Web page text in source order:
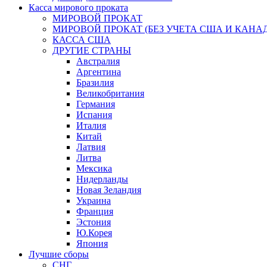
Касса мирового проката
МИРОВОЙ ПРОКАТ
МИРОВОЙ ПРОКАТ (БЕЗ УЧЕТА США И
КАССА США
ДРУГИЕ СТРАНЫ
Австралия
Аргентина
Бразилия
Великобритания
Германия
Испания
Италия
Китай
Латвия
Литва
Мексика
Нидерланды
Новая Зеландия
Украина
Франция
Эстония
Ю.Корея
Япония
Лучшие сборы
СНГ